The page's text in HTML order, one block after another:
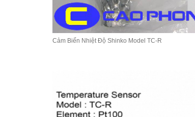
Cảm Biến Nhiệt Độ Shinko Model TC-R